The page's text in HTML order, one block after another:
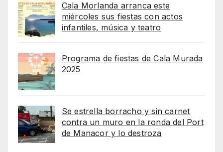
Cala Morlanda arranca este
miércoles sus fiestas con actos
infantiles, música y teatro
Programa de fiestas de Cala Murada
2025
Se estrella borracho y sin carnet
contra un muro en la ronda del Port
de Manacor y lo destroza